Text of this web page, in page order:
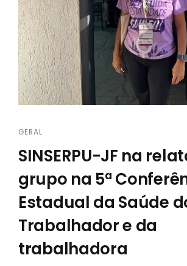
GERAL
SINSERPU-JF na
grupo na 5ª
Estadual da Saúde
Trabalhador e da
trabalhadora